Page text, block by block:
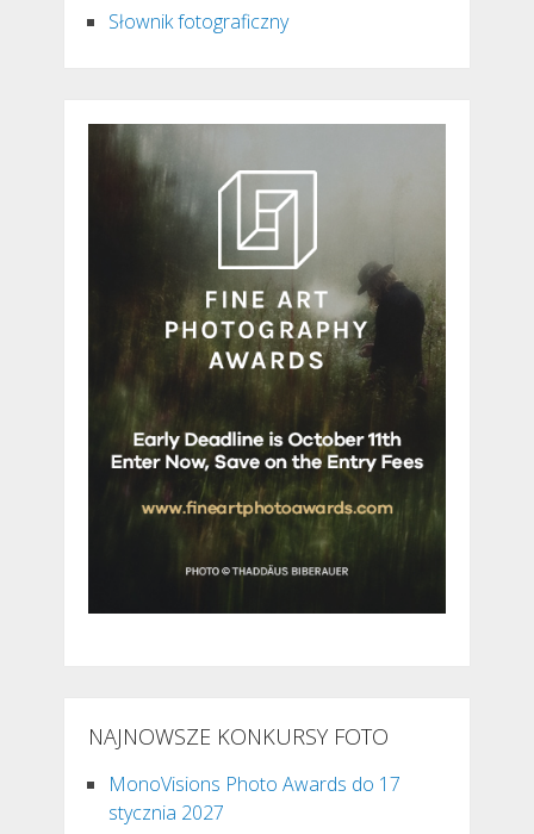
Słownik fotograficzny
NAJNOWSZE KONKURSY FOTO
MonoVisions Photo Awards do 17
stycznia 2027